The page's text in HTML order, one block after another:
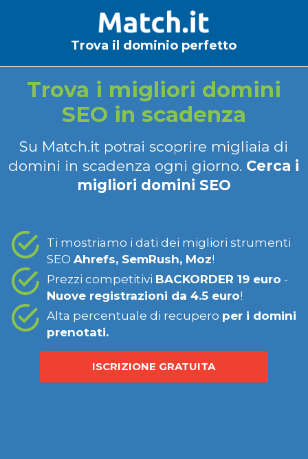
Trova il dominio perfetto
Trova i migliori domini
SEO in scadenza
Su Match.it potrai scoprire migliaia di
domini in scadenza ogni giorno. Cerca i
migliori domini SEO
Ti mostriamo i dati dei migliori strumenti
SEO Ahrefs, SemRush, Moz!
Prezzi competitivi BACKORDER 19 euro -
Nuove registrazioni da 4.5 euro!
Alta percentuale di recupero per i domini
prenotati.
ISCRIZIONE GRATUITA